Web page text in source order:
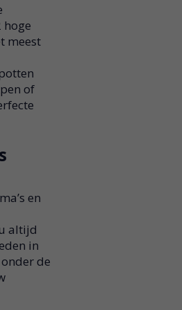
hoge
meest
of
en
altijd
in
de